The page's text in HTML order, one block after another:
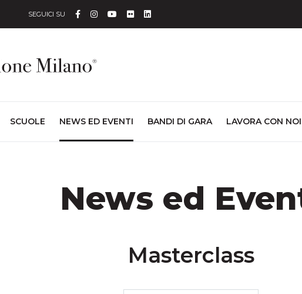
SEGUICI SU Facebook
Instagram
YouTube
FlickrLinkedin
SCUOLE NEWS ED EVENTI BANDI DI GARA LAVORA CON NOI
News ed
Masterclass